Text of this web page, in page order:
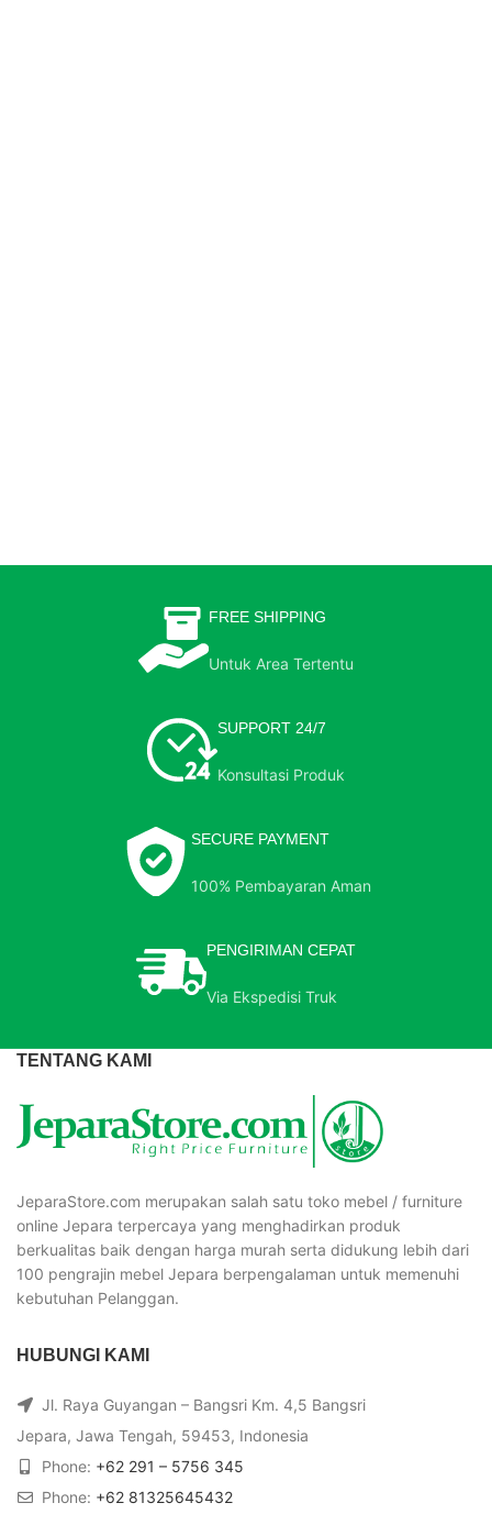
FREE SHIPPING
Untuk Area Tertentu
SUPPORT 24/7
Konsultasi Produk
SECURE PAYMENT
100% Pembayaran Aman
PENGIRIMAN CEPAT
Via Ekspedisi Truk
TENTANG KAMI
JeparaStore.com merupakan salah satu toko mebel / furniture
online Jepara terpercaya yang menghadirkan produk
berkualitas baik dengan harga murah serta didukung lebih dari
100 pengrajin mebel Jepara berpengalaman untuk memenuhi
kebutuhan Pelanggan.
HUBUNGI KAMI
Jl. Raya Guyangan – Bangsri Km. 4,5 Bangsri
Jepara, Jawa Tengah, 59453, Indonesia
Phone: +62 291 – 5756 345
Phone: +62 81325645432